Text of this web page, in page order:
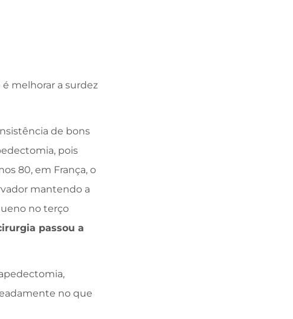
melhorar a surdez
de bons
pois
80, em França, o
mantendo a
no terço
passou a
no que